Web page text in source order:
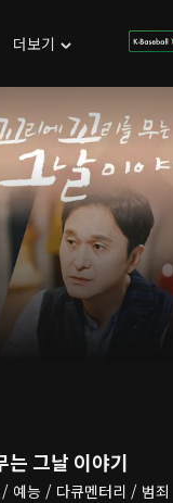
더보기
는 그날 이야기
예능 / 다큐멘터리 / 범죄